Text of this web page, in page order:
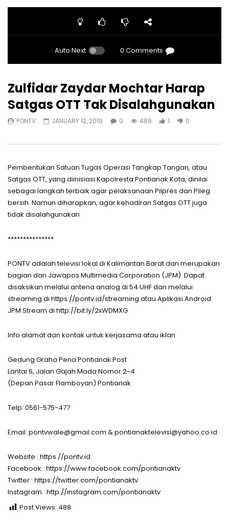
Auto Next 0 Comments
Zulfidar Zaydar Mochtar Harap
Satgas OTT Tak Disalahgunakan
PONTV JANUARY 12, 2019 0 488 1 0
Pembentukan Satuan Tugas Operasi Tangkap Tangan, atau
Satgas OTT, yang diinisiasi Kapolresta Pontianak Kota, dinilai
sebagai langkah terbaik agar pelaksanaan Pilpres dan Pileg
bersih. Namun diharapkan, agar kehadiran Satgas OTT juga
tidak disalahgunakan
***************
PONTV adalah televisi lokal di Kalimantan Barat dan merupakan
bagian dari Jawapos Multimedia Corporation (JPM). Dapat
disaksikan melalui antena analog di 54 UHF dan melalui
streaming di https://pontv.id/streaming atau Aplikasi Android
JPM Stream di http://bit.ly/2xWDMXG
Info alamat dan kontak untuk kerjasama atau iklan
Gedung Graha Pena Pontianak Post
Lantai 6, Jalan Gajah Mada Nomor 2-4
(Depan Pasar Flamboyan) Pontianak
Telp: 0561-575-477
Email: pontvwale@gmail.com &pontianaktelevisi@yahoo.co.id
Website : https://pontv.id
Facebook : https://www.facebook.com/pontianaktv
Twitter : https://twitter.com/pontianaktv
Instagram : http://instagram.com/pontianaktv
Post Views: 488